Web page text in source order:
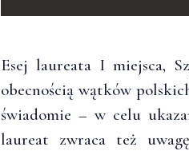
Esej laureata I miejsca,
obecnością wątków
świadomie – w celu
laureat zwraca też